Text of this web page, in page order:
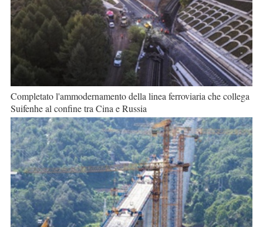
Completato l'ammodernamento della linea ferroviaria che collega
Suifenhe al confine tra Cina e Russia